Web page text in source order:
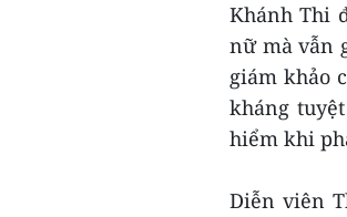
Khánh Thi
nữ mà vẫn
giám khảo
kháng
hiểm khi
Diễn viên